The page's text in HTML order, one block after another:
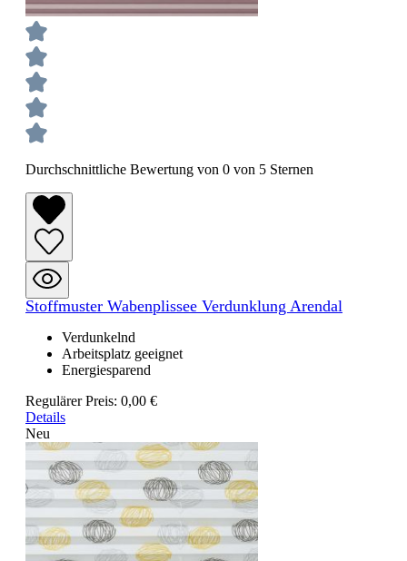
Durchschnittliche Bewertung von 0 von 5 Sternen
Stoffmuster Wabenplissee Verdunklung Arendal
Verdunkelnd
Arbeitsplatz geeignet
Energiesparend
Regulärer Preis: 0,00 €
Details
Neu